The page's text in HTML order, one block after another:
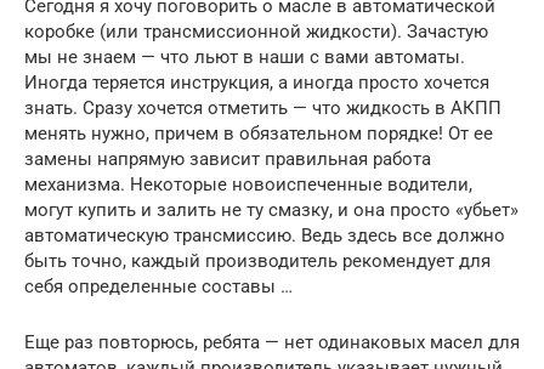
Сегодня я хочу поговорить о масле в автоматической
коробке (или трансмиссионной жидкости). Зачастую
мы не знаем — что льют в наши с вами автоматы.
Иногда теряется инструкция, а иногда просто хочется
знать. Сразу хочется отметить — что жидкость в АКПП
менять нужно, причем в обязательном порядке! От ее
замены напрямую зависит правильная работа
механизма. Некоторые новоиспеченные водители,
могут купить и залить не ту смазку, и она просто «убьет»
автоматическую трансмиссию. Ведь здесь все должно
быть точно, каждый производитель рекомендует для
себя определенные составы …
Еще раз повторюсь, ребята — нет одинаковых масел для